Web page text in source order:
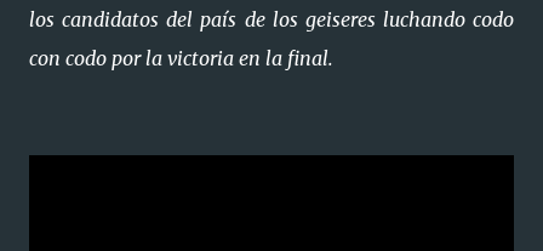
los candidatos del país de los geiseres luchando codo
con codo por la victoria en la final.